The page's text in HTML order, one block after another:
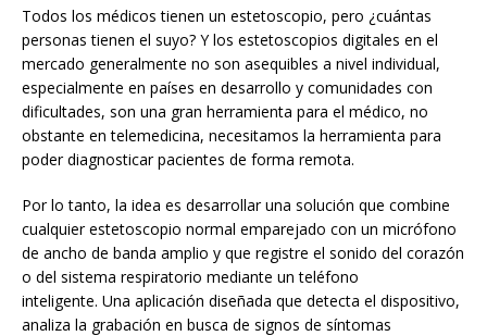
Todos los médicos tienen un estetoscopio, pero ¿cuántas
personas tienen el suyo? Y los estetoscopios digitales en el
mercado generalmente no son asequibles a nivel individual,
especialmente en países en desarrollo y comunidades con
dificultades, son una gran herramienta para el médico, no
obstante en telemedicina, necesitamos la herramienta para
poder diagnosticar pacientes de forma remota.
Por lo tanto, la idea es desarrollar una solución que combine
cualquier estetoscopio normal emparejado con un micrófono
de ancho de banda amplio y que registre el sonido del corazón
o del sistema respiratorio mediante un teléfono
inteligente. Una aplicación diseñada que detecta el dispositivo,
analiza la grabación en busca de signos de síntomas